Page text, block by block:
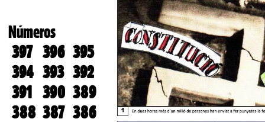
Números
397 396 395
394 393 392
391 390 389
388 387 386